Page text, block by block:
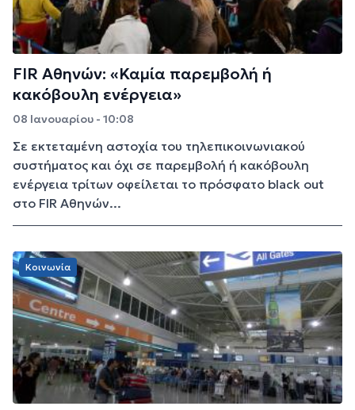
FIR Αθηνών: «Καμία παρεμβολή ή
κακόβουλη ενέργεια»
08 Ιανουαρίου - 10:08
Σε εκτεταμένη αστοχία του τηλεπικοινωνιακού
συστήματος και όχι σε παρεμβολή ή κακόβουλη
ενέργεια τρίτων οφείλεται το πρόσφατο black out
στο FIR Αθηνών...
Κοινωνία